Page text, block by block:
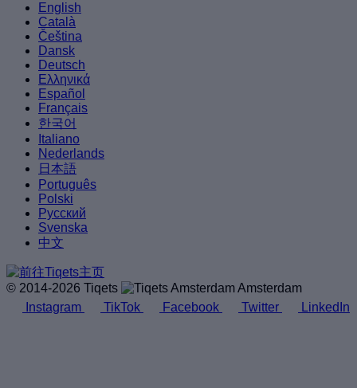
English
Català
Čeština
Dansk
Deutsch
Ελληνικά
Español
Français
한국어
Italiano
Nederlands
日本語
Português
Polski
Русский
Svenska
中文
© 2014-2026 Tiqets
Amsterdam
Instagram
TikTok Facebook Twitter LinkedIn